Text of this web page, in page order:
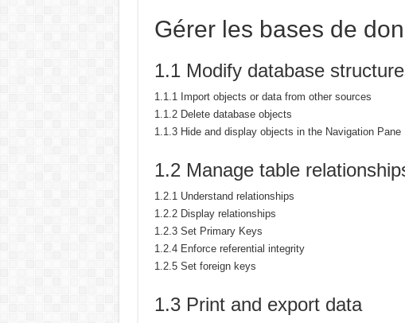
Gérer les bases de
1.1 Modify database structure
1.1.1 Import objects or data from other sources
1.1.2 Delete database objects
1.1.3 Hide and display objects in the Navigation Pane
1.2 Manage table
1.2.1 Understand relationships
1.2.2 Display relationships
1.2.3 Set Primary Keys
1.2.4 Enforce referential integrity
1.2.5 Set foreign keys
1.3 Print and export data